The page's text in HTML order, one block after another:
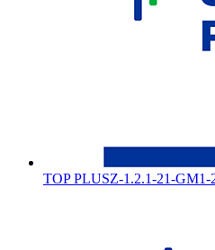
TOP PLUSZ-1.2.1-21-GM1-